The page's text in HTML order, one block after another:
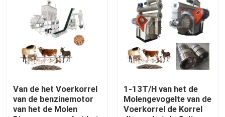
Thuis
Van de het Voerkorrel
van de benzinemotor
van het de Molen
1-13T/H van het de
Molengevogelte van de
Voerkorrel de Korrel